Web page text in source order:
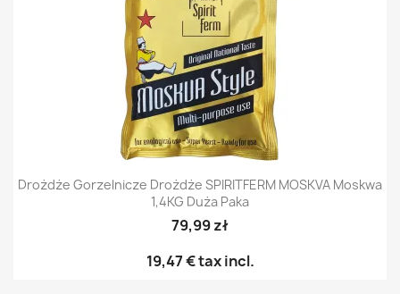
Drożdże Gorzelnicze Drożdże SPIRITFERM MOSKVA Moskwa
1,4KG Duża Paka
79,99 zł
19,47 €tax incl.